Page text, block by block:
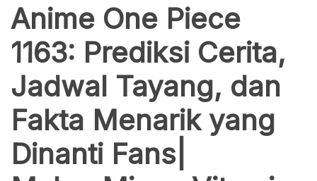
Anime One Piece
1163: Prediksi Cerita,
Jadwal Tayang, dan
Fakta Menarik yang
Dinanti Fans|